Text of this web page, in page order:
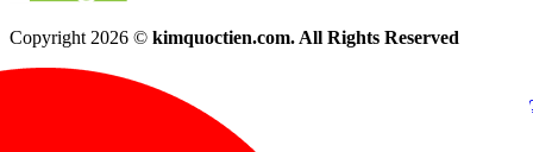
Copyright 2026 © kimquoctien.com. All Rights Reserved
(8h00 - 21h30)
(8h00 -